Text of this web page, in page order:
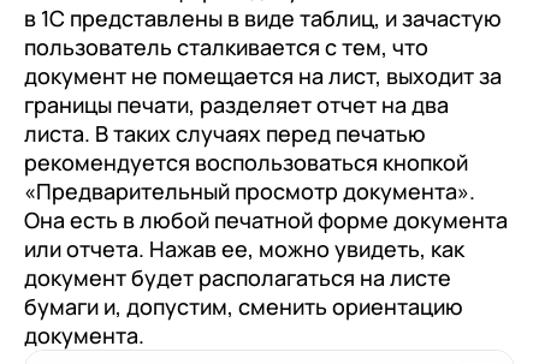
в 1С представлены в виде таблиц, и зачастую
пользователь сталкивается с тем, что
документ не помещается на лист, выходит за
границы печати, разделяет отчет на два
листа. В таких случаях перед печатью
рекомендуется воспользоваться кнопкой
«Предварительный просмотр документа».
Она есть в любой печатной форме документа
или отчета. Нажав ее, можно увидеть, как
документ будет располагаться на листе
бумаги и, допустим, сменить ориентацию
документа.